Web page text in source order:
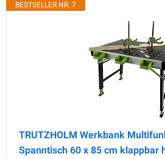
BESTSELLER NR. 7
TRUTZHOLM Werkbank
Spanntisch 60 x 85 cm klappbar